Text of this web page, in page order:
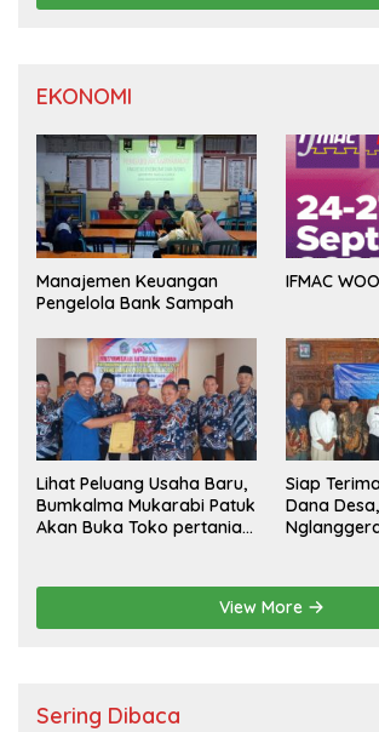
EKONOMI
Manajemen Keuangan
Pengelola Bank Sampah
IFMAC
Lihat Peluang Usaha Baru,
Bumkalma Mukarabi Patuk
Akan Buka Toko pertanian
Siap
Dana
View More
Sering Dibaca